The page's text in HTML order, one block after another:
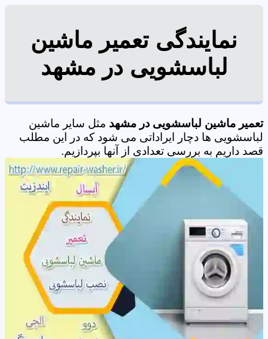
نمایندگی تعمیر ماشین
لباسشویی در مشهد
تعمیر ماشین لباسشویی در مشهد مثل سایر ماشین
لباسشویی ها دچار ایراداتی می شود که در این مطلب
قصد داریم به بررسی تعدادی از آنها بپردازیم.